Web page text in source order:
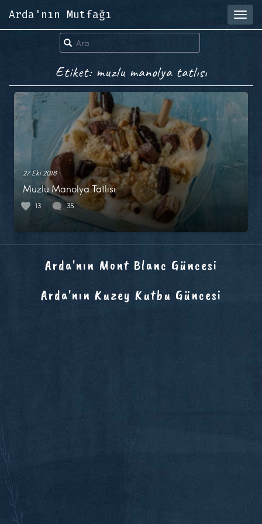
Arda'nın Mutfağı
Etiket: muzlu manolya tatlısı
27 Eki 2018
Muzlu Manolya Tatlısı
13 35
Arda'nın Mont Blanc Güncesi
Arda'nın Kuzey Kutbu Güncesi